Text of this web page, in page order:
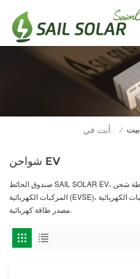
أنت في : / بيت
شواحن EV
صندوق الحائط SAIL SOLAR EV، والمعروف أيضًا بمحطة شحن EV أو معدات إمداد
المركبات الكهربائية (EVSE)، هو جهاز يستخدم لشحن المركبات الكهربائية (EVs) من
مصدر طاقة كهربائية.